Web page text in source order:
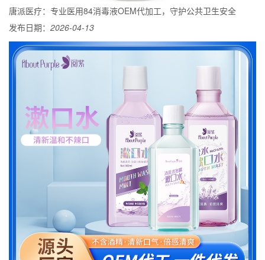
唐派医疗：专业医用84消毒液OEM代加工，守护公共卫生安全
发布日期： 2026-04-13